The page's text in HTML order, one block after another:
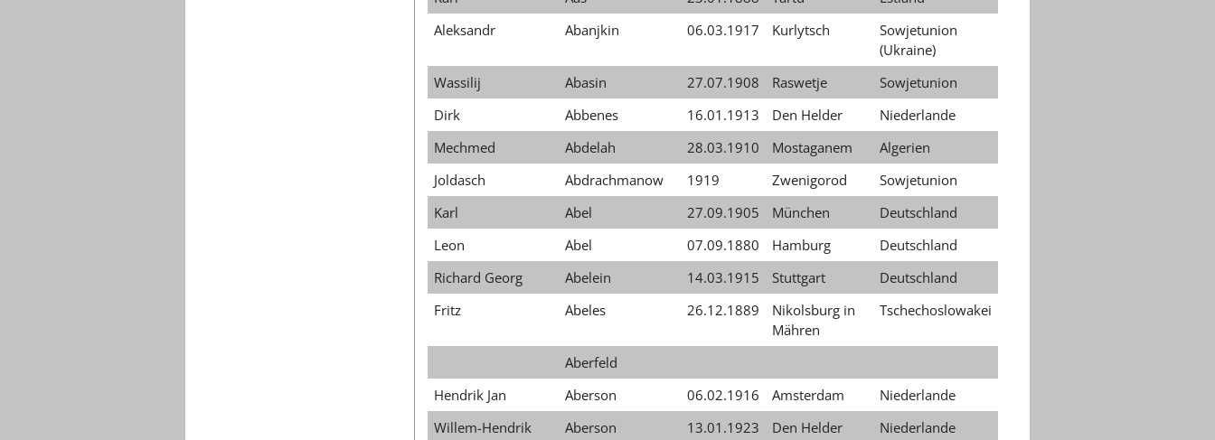
Aleksandr
Abanjkin 06.03.1917 Kurlytsch
Sowjetunion
(Ukraine)
Wassilij
Abasin 27.07.1908 Raswetje
Sowjetunion
Dirk
Abbenes 16.01.1913 Den Helder
Niederlande
Mechmed
Abdelah 28.03.1910 Mostaganem
Algerien
Joldasch
Abdrachmanow 1919 Zwenigorod
Sowjetunion
Karl
Abel 27.09.1905 München
Deutschland
Leon
Abel 07.09.1880 Hamburg
Deutschland
Richard Georg
Abelein 14.03.1915 Stuttgart
Deutschland
Fritz
Abeles 26.12.1889
Nikolsburg in
Mähren
Tschechoslowakei
Aberfeld
Hendrik Jan
Aberson 06.02.1916 Amsterdam
Niederlande
Willem-Hendrik
Aberson 13.01.1923 Den Helder
Niederlande